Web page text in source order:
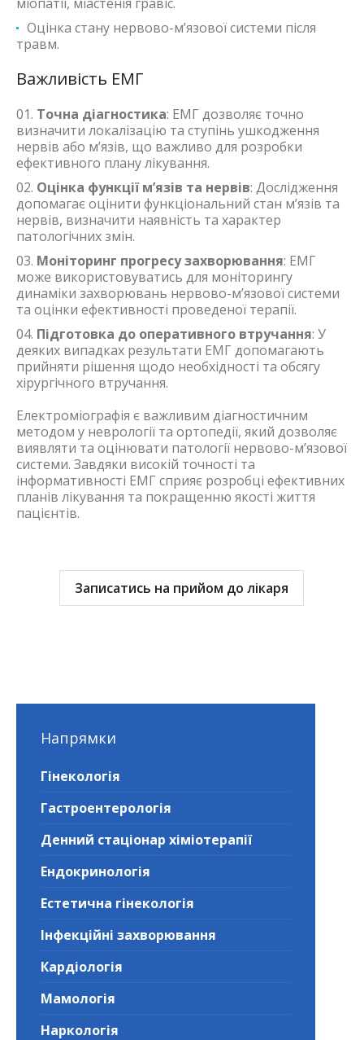
Оцінка стану нервово-м’язової системи після
травм.
Важливість ЕМГ
Точна діагностика: ЕМГ дозволяє точно
визначити локалізацію та ступінь ушкодження
нервів або м’язів, що важливо для розробки
ефективного плану лікування.
Оцінка функції м’язів та нервів: Дослідження
допомагає оцінити функціональний стан м’язів та
нервів, визначити наявність та характер
патологічних змін.
Моніторинг прогресу захворювання: ЕМГ
може використовуватись для моніторингу
динаміки захворювань нервово-м’язової системи
та оцінки ефективності проведеної терапії.
Підготовка до оперативного втручання: У
деяких випадках результати ЕМГ допомагають
прийняти рішення щодо необхідності та обсягу
хірургічного втручання.
Електроміографія є важливим діагностичним
методом у неврології та ортопедії, який дозволяє
виявляти та оцінювати патології нервово-м’язової
системи. Завдяки високій точності та
інформативності ЕМГ сприяє розробці ефективних
планів лікування та покращенню якості життя
пацієнтів.
Записатись на прийом до лікаря
Напрямки
Гінекологія
Гастроентерологія
Денний стаціонар хіміотерапії
Ендокринологія
Естетична гінекологія
Інфекційні захворювання
Кардіологія
Мамологія
Наркологія